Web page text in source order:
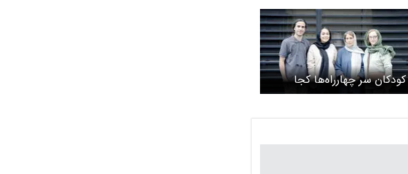
کودکان سر چهارراه‌ها کجا
رفته‌اند؟